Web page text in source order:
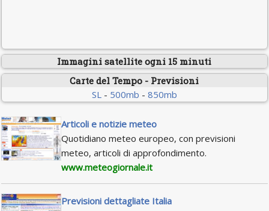
Immagini satellite ogni 15 minuti
Carte del Tempo - Previsioni
SL- 500mb - 850mb
Articoli e notizie meteo
Quotidiano meteo europeo, con previsioni
meteo, articoli di approfondimento.
www.meteogiornale.it
Previsioni dettagliate Italia